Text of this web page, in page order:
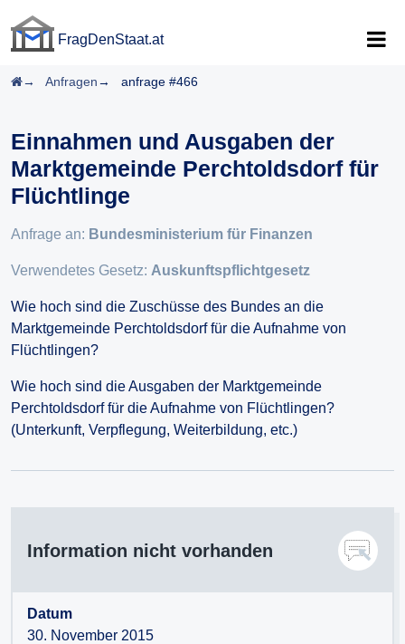
FragDenStaat.at
Startseite
Anfragen anfrage #466
Einnahmen und Ausgaben der
Marktgemeinde Perchtoldsdorf für
Flüchtlinge
Anfrage an: Bundesministerium für Finanzen
Verwendetes Gesetz: Auskunftspflichtgesetz
Wie hoch sind die Zuschüsse des Bundes an die
Marktgemeinde Perchtoldsdorf für die Aufnahme von
Flüchtlingen?
Wie hoch sind die Ausgaben der Marktgemeinde
Perchtoldsdorf für die Aufnahme von Flüchtlingen?
(Unterkunft, Verpflegung, Weiterbildung, etc.)
Information nicht vorhanden
Datum
30. November 2015